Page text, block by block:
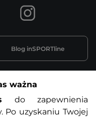
Blog inSPORTline
Instagram
ważna
do zapewnienia
Po uzyskaniu Twojej